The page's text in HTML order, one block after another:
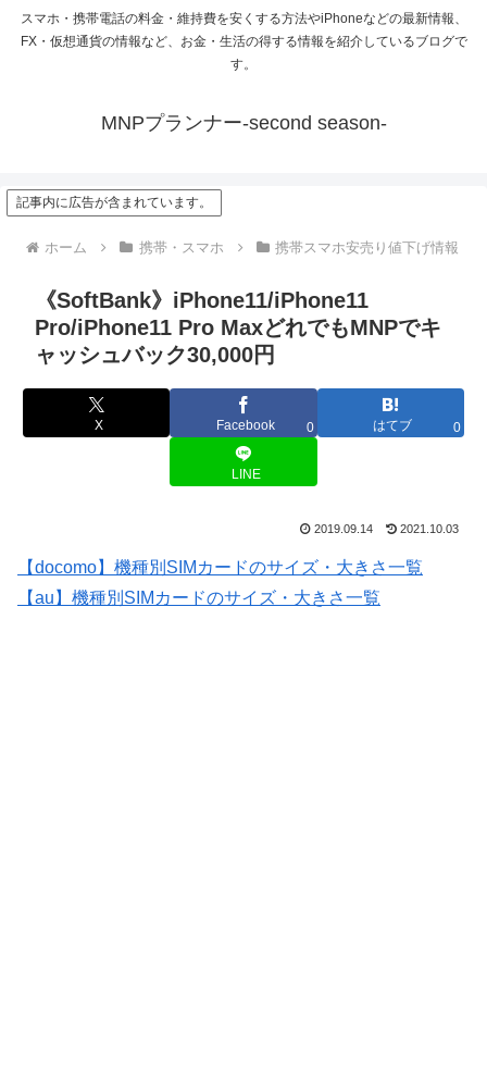
スマホ・携帯電話の料金・維持費を安くする方法やiPhoneなどの最新情報、
FX・仮想通貨の情報など、お金・生活の得する情報を紹介しているブログで
す。
MNPプランナー-second season-
記事内に広告が含まれています。
ホーム 携帯・スマホ 携帯スマホ安売り値下げ情報
《SoftBank》iPhone11/iPhone11
Pro/iPhone11 Pro MaxどれでもMNPでキ
ャッシュバック30,000円
X Facebook 0 はてブ 0
LINE
2019.09.14 2021.10.03
【docomo】機種別SIMカードのサイズ・大きさ一覧
【au】機種別SIMカードのサイズ・大きさ一覧